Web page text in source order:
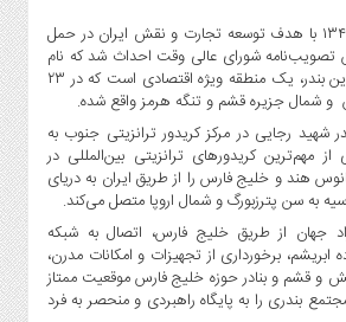
بندر شهید رجایی سال ۱۳۴۹ با هدف توسعه تجارت و نقش ایران در حمل
تصویب‌نامه شورای عالی وقت احداث شد که نام
پیشین آن‌ شه‌بندر بود. این بندر، یک منطقه ویژه اقتصادی است که در ۲۳
و شمال جزیره قشم و تنگه هرمز واقع شده.
شهید رجایی در مرکز کریدور ترانزیتی جنوب به
مهم‌ترین کریدورهای ترانزیتی بین‌المللی در
هند و خلیج فارس را از طریق ایران به دریای
به سن پترزبورگ و شمال اروپا متصل می‌کند.
جهان از طریق خلیج فارس، اتصال به شبکه
ابریشم، برخورداری از تجهیزات و امکانات مدرن،
و قشم و بنادر حوزه خلیج فارس موقعیت ممتاز
بندری را به پایگاه راهبردی و منحصر به فرد